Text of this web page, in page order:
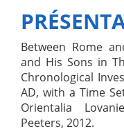
Between Rome
and His Sons in
Chronological
AD, with a Time
Orientalia
Peeters, 2012.